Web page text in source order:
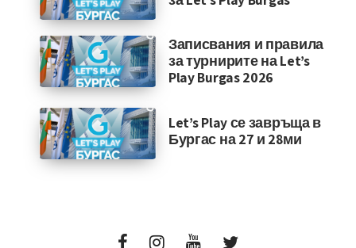
Записвания и правила
за турнирите на Let’s
Play Burgas 2026
Let’s Play се завръща в
Бургас на 27 и 28ми